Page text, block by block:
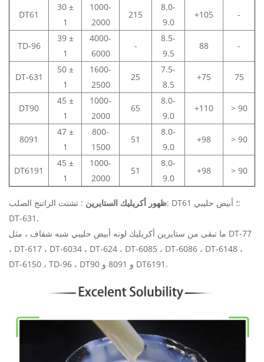
DT61
30 ±
1
1000-
2000
215
8.0-
9.0
+105 -
TD-96
39 ±
1
4000-
6000
-
8.5-
9.5
88 -
DT-631
50 ±
1
1600-
2500
25
7.5-
8.5
+75 75
DT90
45 ±
1
1000-
2000
65
8.0-
9.0
+110 > 90
8091
47 ±
1
800-
1500
51
8.0-
9.0
+98 > 90
DT6191
45 ±
1
1000-
2000
51
8.0-
9.0
+98 > 90
ظهور أكريليك الستايرين : تشتت الراتنج الصلب: DT61 ؛ أبيض حليبي:
DT-631.
ما تبقى من ستايرين أكريليك لونه أبيض حليبي شبه شفاف ، مثل DT-77
، DT-617 ، DT-6034 ، DT-624 ، DT-6085 ، DT-6086 ، DT-6148 ،
DT-6150 ، TD-96 ، DT90 و 8091 و DT6191.